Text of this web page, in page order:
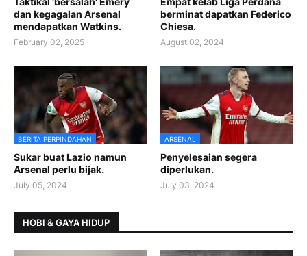
dan kegagalan Arsenal
mendapatkan Watkins.
February 02, 2025
berminat dapatkan Federico
Chiesa.
August 02, 2024
BERITA PERPINDAHAN
Sukar buat Lazio namun
Arsenal perlu bijak.
July 05, 2024
ARSENAL
Penyelesaian segera
diperlukan.
July 03, 2024
HOBI & GAYA HIDUP